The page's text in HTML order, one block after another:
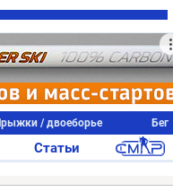
/ двоеборье Бег
Статьи